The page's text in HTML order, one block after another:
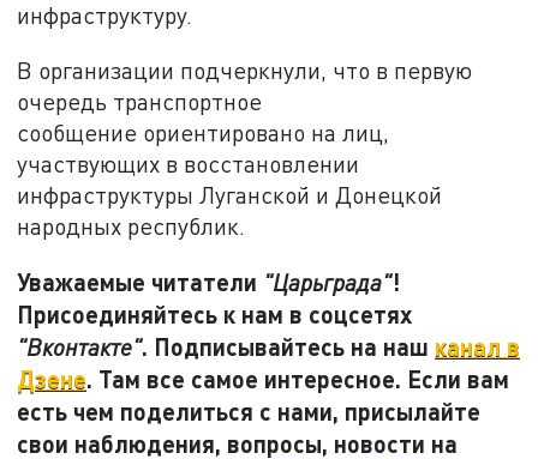
инфраструктуру.
В организации подчеркнули, что в первую
очередь транспортное
сообщение ориентировано на лиц,
участвующих в восстановлении
инфраструктуры Луганской и Донецкой
народных республик.
Уважаемые читатели "Царьграда"!
Присоединяйтесь к нам в соцсетях
"Вконтакте". Подписывайтесь на наш канал в
Дзене. Там все самое интересное. Если вам
есть чем поделиться с нами, присылайте
свои наблюдения, вопросы, новости на